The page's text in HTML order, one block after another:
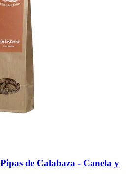
Pipas de Calabaza -​ Canela y